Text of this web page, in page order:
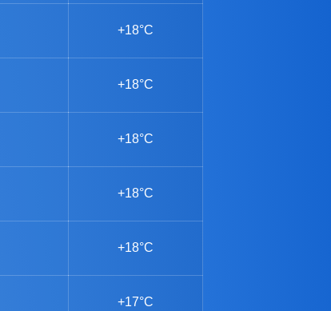
+18°C
+18°C
+18°C
+18°C
+18°C
+17°C